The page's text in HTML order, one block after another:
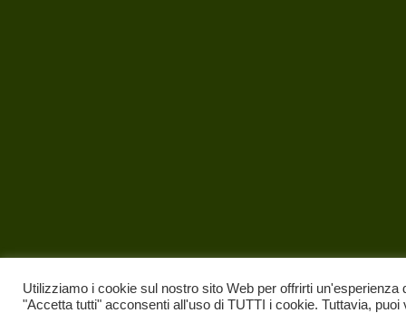
Utilizziamo i cookie sul nostro sito Web per offrirti
"Accetta tutti" acconsenti all'uso di TUTTI i cookie. Tuttavia,